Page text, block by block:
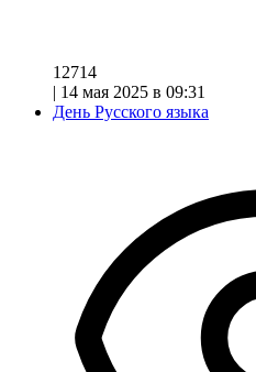
12714
| 14 мая 2025 в 09:31
День Русского языка